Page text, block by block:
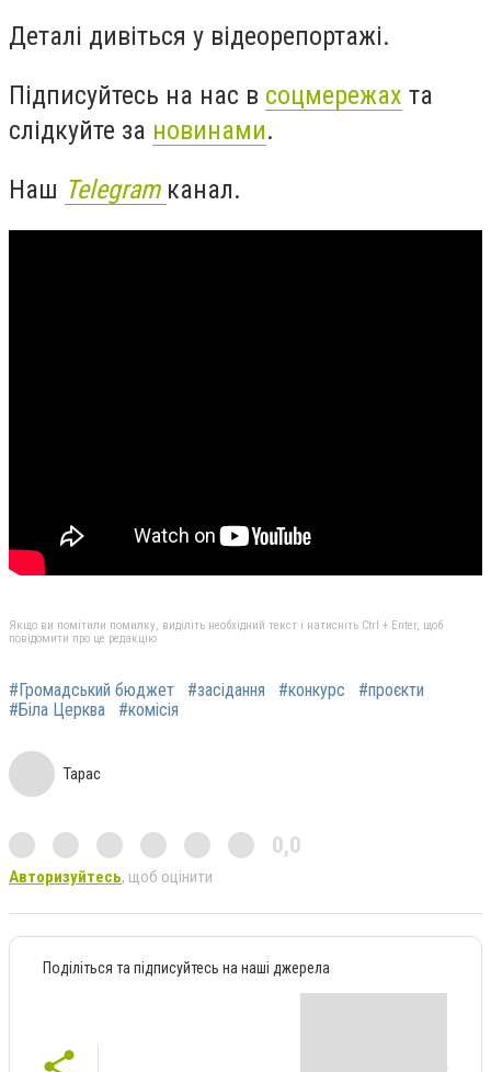
Деталі дивіться у відеорепортажі.
Підписуйтесь на нас в соцмережах та
слідкуйте за новинами.
Наш Telegram канал.
Якщо ви помітили помилку, виділіть необхідний текст і натисніть Ctrl + Enter, щоб
повідомити про це редакцію
#Громадський бюджет #засідання #конкурс
#проєкти
#Біла Церква
#комісія
Тарас
0,0
Авторизуйтесь, щоб оцінити
Поділіться та підписуйтесь на наші джерела